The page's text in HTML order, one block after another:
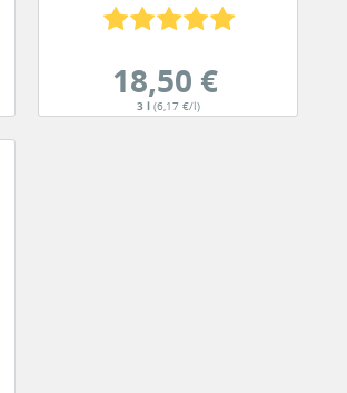
18,50 €
3 l (6,17 €/l)